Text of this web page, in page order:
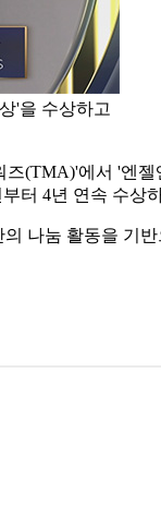
'을 수상하고
(TMA)'에서 '엔
터 4년 연속 수
나눔 활동을 기